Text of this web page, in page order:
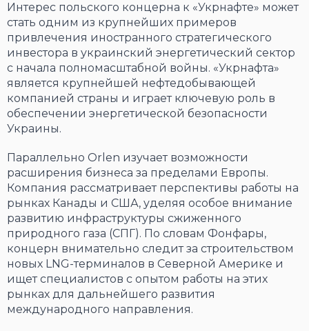
Интерес польского концерна к «Укрнафте» может
стать одним из крупнейших примеров
привлечения иностранного стратегического
инвестора в украинский энергетический сектор
с начала полномасштабной войны. «Укрнафта»
является крупнейшей нефтедобывающей
компанией страны и играет ключевую роль в
обеспечении энергетической безопасности
Украины.
Параллельно Orlen изучает возможности
расширения бизнеса за пределами Европы.
Компания рассматривает перспективы работы на
рынках Канады и США, уделяя особое внимание
развитию инфраструктуры сжиженного
природного газа (СПГ). По словам Фонфары,
концерн внимательно следит за строительством
новых LNG-терминалов в Северной Америке и
ищет специалистов с опытом работы на этих
рынках для дальнейшего развития
международного направления.